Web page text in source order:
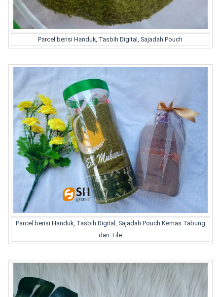
Parcel berisi Handuk, Tasbih Digital, Sajadah Pouch
Parcel berisi Handuk, Tasbih Digital, Sajadah Pouch Kemas Tabung
dan Tile